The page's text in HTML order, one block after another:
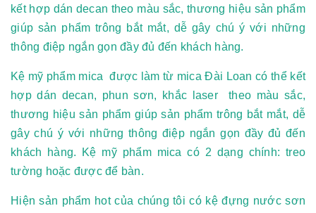
kết hợp dán decan theo màu sắc, thương hiệu sản phẩm
giúp sản phẩm trông bắt mắt, dễ gây chú ý với những
thông điệp ngắn gọn đầy đủ đến khách hàng.
Kệ mỹ phẩm mica được làm từ mica Đài Loan có thể kết
hợp dán decan, phun sơn, khắc laser theo màu sắc,
thương hiệu sản phẩm giúp sản phẩm trông bắt mắt, dễ
gây chú ý với những thông điệp ngắn gọn đầy đủ đến
khách hàng. Kệ mỹ phẩm mica có 2 dạng chính: treo
tường hoặc được để bàn.
Hiện sản phẩm hot của chúng tôi có kệ đựng nước sơn